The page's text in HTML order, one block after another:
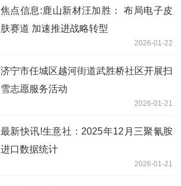
焦点信息:鹿山新材汪加胜： 布局电子皮
肤赛道 加速推进战略转型
2026-01-22
济宁市任城区越河街道武胜桥社区开展扫
雪志愿服务活动
2026-01-21
最新快讯!生意社：2025年12月三聚氰胺
进口数据统计
2026-01-21